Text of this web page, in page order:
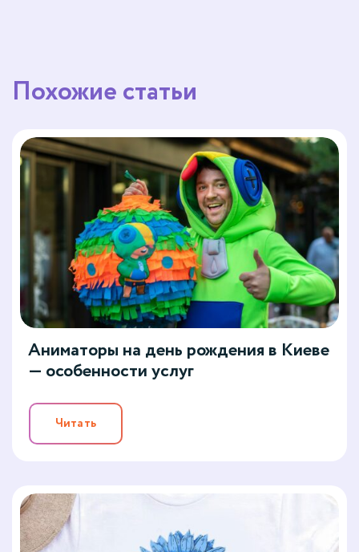
Похожие статьи
Аниматоры на день рождения в Киеве
— особенности услуг
Читать